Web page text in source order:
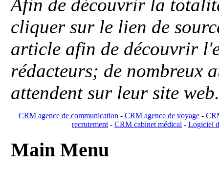
Afin de découvrir la
cliquer sur le lien de
article afin de découvrir
rédacteurs; de nombreux
attendent sur leur site
CRM agence de communication -CRM agence de voyage -
recrutement- CRM cabinet médical- Logiciel
Main Menu